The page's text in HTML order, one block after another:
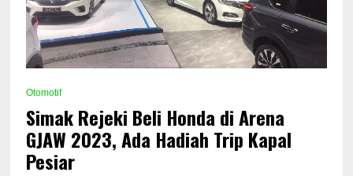
Otomotif
Simak Rejeki Beli Honda di Arena
GJAW 2023, Ada Hadiah Trip Kapal
Pesiar